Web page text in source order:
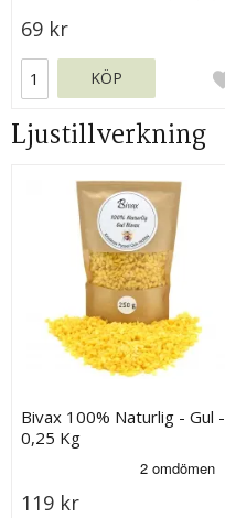
69 kr
KÖP
Ljustillverkning
Bivax 100% Naturlig - Gul -
0,25 Kg
119 kr